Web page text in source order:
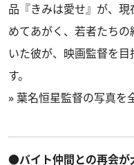
品『きみは愛せ』が、
めてあがく、若者たち
いた彼が、映画監督を
す。
»葉名恒星監督の写真を
●バイト仲間との再会が